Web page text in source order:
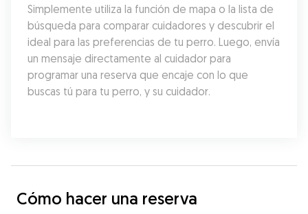
Simplemente utiliza la función de mapa o la lista de
búsqueda para comparar cuidadores y descubrir el
ideal para las preferencias de tu perro. Luego, envía
un mensaje directamente al cuidador para
programar una reserva que encaje con lo que
buscas tú para tu perro, y su cuidador.
Cómo hacer una reserva